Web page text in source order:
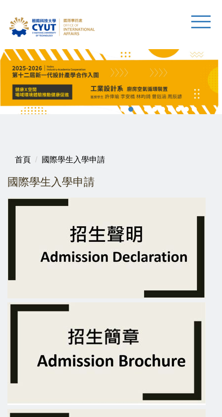
首頁 國際學生入學申請
國際學生入學申請